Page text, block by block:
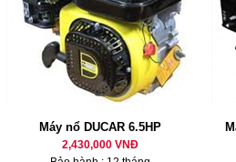
Máy nổ DUCAR 6.5HP
2,430,000 VNĐ